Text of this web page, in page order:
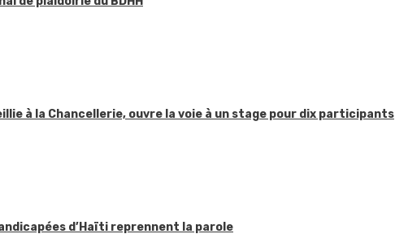
à la Chancellerie, ouvre la voie à un stage pour dix participants
d’Haïti reprennent la parole